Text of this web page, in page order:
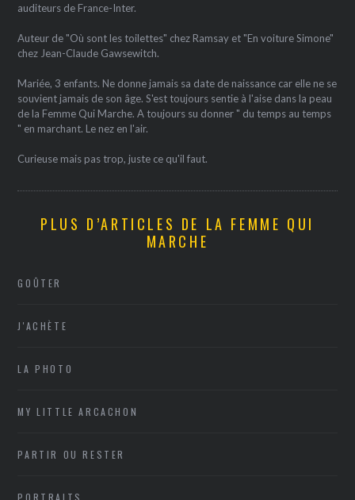
auditeurs de France-Inter.
Auteur de "Où sont les toilettes" chez Ramsay et "En voiture Simone"
chez Jean-Claude Gawsewitch.
Mariée, 3 enfants. Ne donne jamais sa date de naissance car elle ne se
souvient jamais de son âge. S'est toujours sentie à l'aise dans la peau
de la Femme Qui Marche. A toujours su donner " du temps au temps
" en marchant. Le nez en l'air.
Curieuse mais pas trop, juste ce qu'il faut.
PLUS D’ARTICLES DE LA FEMME QUI
MARCHE
GOÛTER
J'ACHÈTE
LA PHOTO
MY LITTLE ARCACHON
PARTIR OU RESTER
PORTRAITS